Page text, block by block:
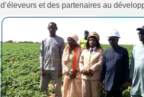
d’éleveurs et des partenaires au